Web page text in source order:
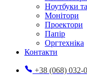
Ноутбуки
Монітори
Проектори
Папір
Оргтехніка
Контакти
+38 (068) 032-